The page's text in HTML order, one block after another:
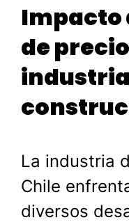
Impacto
de
La industria
Chile
diversos